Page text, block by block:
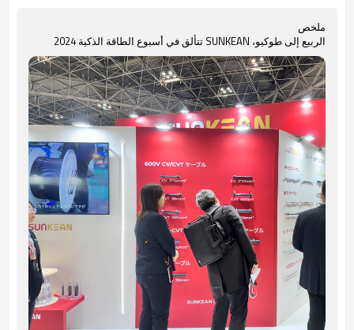
ملخص
الربيع إلى طوكيو، SUNKEAN تتألق في أسبوع الطاقة الذكية 2024